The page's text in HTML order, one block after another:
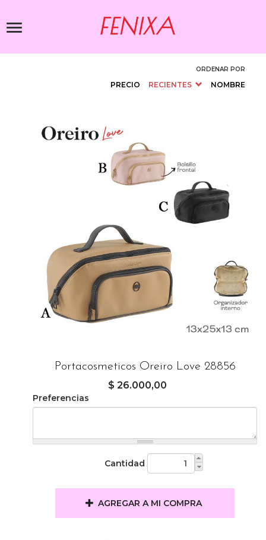
contenido
Toggle
ORDENAR POR
PRECIO RECIENTES NOMBRE
Portacosmeticos Oreiro Love 28856
$ 26.000,00
Preferencias
Cantidad
AGREGAR A MI COMPRA